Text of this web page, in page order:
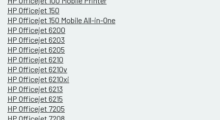
HP Officejet 150
HP Officejet 150 Mobile All-in-One
HP Officejet 6200
HP Officejet 6203
HP Officejet 6205
HP Officejet 6210
HP Officejet 6210v
HP Officejet 6210xi
HP Officejet 6213
HP Officejet 6215
HP Officejet 7205